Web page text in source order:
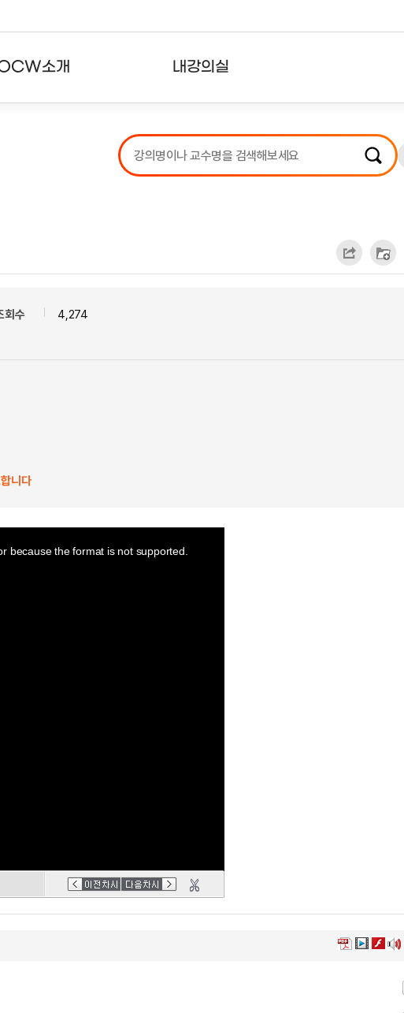
소개 내강의실
강의리스트
수강확인증강의
회수 4,274
니다
because the format is not supported.